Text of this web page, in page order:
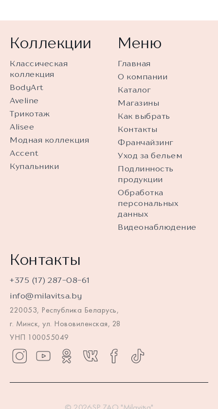
Коллекции
Классическая
коллекция
BodyArt
Aveline
Трикотаж
Alisee
Модная коллекция
Accent
Купальники
Меню
Главная
О компании
Каталог
Магазины
Как выбрать
Контакты
Франчайзинг
Уход за бельем
Подлинность
продукции
Обработка
персональных
данных
Видеонаблюдение
Контакты
+375 (17) 287-08-61
info@milavitsa.by
220053, Республика Беларусь,
г. Минск, ул. Нововиленская, 28
УНП 100055049
© 2026SP ZAO "Milavitsa"